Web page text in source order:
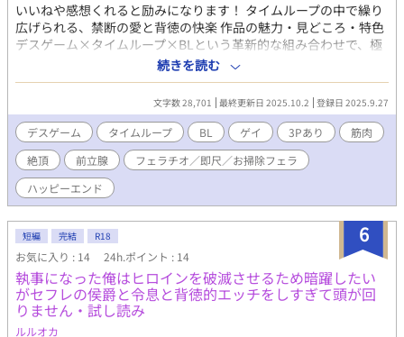
いいねや感想くれると励みになります！ タイムループの中で繰り
広げられる、禁断の愛と背徳の快楽 作品の魅力・見どころ・特色
デスゲーム×タイムループ×BLという革新的な組み合わせで、極
限状況における男性同士の愛を描いた衝撃作。毎回異なるエロシ
ーンと心理描写で、読者を飽きさせない構成。羞恥プレイから愛
情に昇華していく過程が圧巻。 主要登場人物 大介（細身・狡猾な
笑顔）：表面的には人当たりが良いが計算高い詐欺師。3人の中で
最も複雑な内面を持つ 昌（筋肉質・短気）：ケンカっ早いが情に
厚い元暴力事件の加害者。肉体美と優しさのギャップが魅力 夏樹
（ピアス・冷静）：歪んだ正義感を持つ元法曹関係者。知的でク
ールだが最後は愛に目覚める ストーリー展開 渓谷の吊り橋で目覚
めた3人は、犠牲者を選ばなければ次のループに進めないデスゲー
体的結びつきを通じて真の愛を見つけていく。裏切りと和解を繰
り返しながら、最終的には全員で脱出する道を見つけ出す。 読者
が期待できる要素 多様なエロシーン：手コキ、フェラ、アナルセ
ックス、3Pなど毎話異なる展開 心理的緊張感：デスゲームによる
極限状況での人間ドラマ 関係性の変化：敵対から愛情への自然な
発展過程 羞恥プレイ：吊り橋という特殊環境での背徳的シチュエ
続きを読む
文字数 28,701 最終更新日 2025.10.2 登録日 2025.9.27
デスゲーム タイムループ BL ゲイ 3Pあり
筋肉
絶頂
前立腺
フェラチオ／即尺／お掃除フェラ
ハッピーエンド
6
短編 完結 R18
お気に入り : 14 24h.ポイント : 14
執事になった俺はヒロインを破滅させるため暗躍したい
がセフレの侯爵と令息と背徳的エッチをしすぎて頭が回
りません・試し読み
ルルオカ